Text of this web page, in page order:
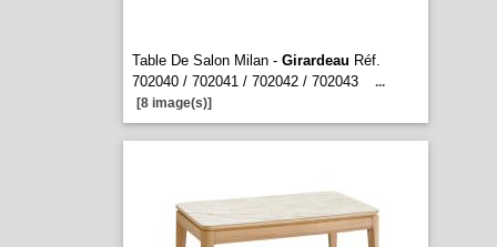
Table De Salon Milan - Girardeau Réf.
702040 / 702041 / 702042 / 702043
...
[8 image(s)]